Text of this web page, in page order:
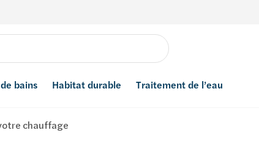
bains Habitat durable Traitement de l’eau
chauffage